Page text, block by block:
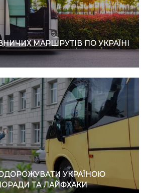
МАРШРУТІВ ПО УКРАЇНІ
УКРАЇНОЮ
ТА ЛАЙФХАКИ